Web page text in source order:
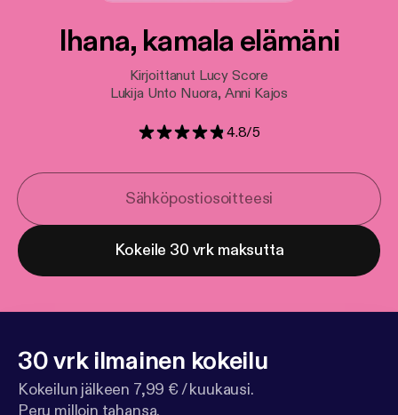
Ihana, kamala elämäni
Kirjoittanut Lucy Score
Lukija Unto Nuora, Anni Kajos
4.8/5
Kokeile 30 vrk maksutta
30 vrk ilmainen kokeilu
Kokeilun jälkeen 7,99 € / kuukausi.